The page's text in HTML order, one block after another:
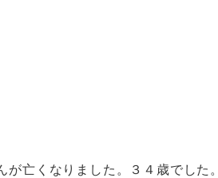
亡くなりました。３４歳でした。